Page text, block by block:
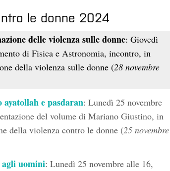
le donne 2024
delle violenza sulle donne: Giovedì
di Fisica e Astronomia, incontro, in
della violenza sulle donne (28 novembre
e pasdaran: Lunedì 25 novembre
del volume di Mariano Giustino, in
della violenza contro le donne (25 novembre
uomini: Lunedì 25 novembre alle 16,